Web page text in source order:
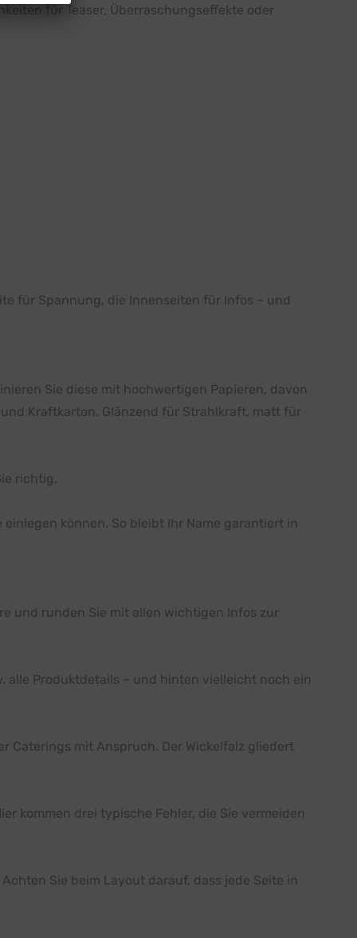
für Teaser, Überraschungseffekte oder
für Spannung, die Innenseiten für Infos – und
Sie diese mit hochwertigen Papieren, davon
Kraftkarton. Glänzend für Strahlkraft, matt für
richtig.
einlegen können. So bleibt Ihr Name garantiert in
und runden Sie mit allen wichtigen Infos zur
alle Produktdetails – und hinten vielleicht noch ein
Caterings mit Anspruch. Der Wickelfalz gliedert
kommen drei typische Fehler, die Sie vermeiden
Sie beim Layout darauf, dass jede Seite in